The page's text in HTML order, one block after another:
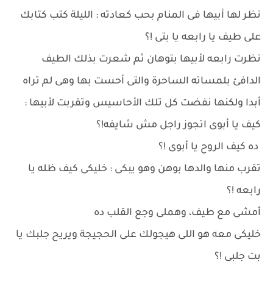
نظر لها أبيها فى المنام بحب كعادته : الليلة كتب كتابك
على طيف يا رابعه يا بتى !؟
نظرت رابعه لأبيها بتوهان ثم شعرت بذلك الطيف
الدافئ بلمساته الساحرة والتى أحست بها وهى لم تراه
أبدا ولكنها نفضت كل تلك الأحاسيس وتقربت لأبيها :
كيف يا أبوى اتجوز راجل مش شايفه!؟
ده كيف الروح يا أبوى !؟
تقرب منها والدها بوهن وهو يبكى : خليكى كيف ظله يا
رابعه !؟
أمشى مع طيف، وهملى وجع القلب ده
خليكى معه هو اللى هيجولك على الحجيجة ويريح جلبك يا
بت جلبى !؟